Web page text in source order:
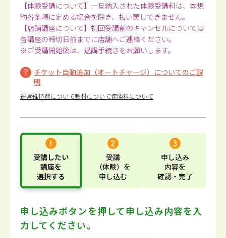
【体験受講について】一旦納入された体験受講料は、本規
約各条項に定める場合を除き、払い戻しできません。
【店舗講座について】初回受講前のキャンセルについては
各講座の締切日前までに店舗へご連絡ください。
※ご受講開始後は、退講手続きをお願いします。
チケット自動追加（オートチャージ）についてのご説
明
運営維持費について教材について保険料について
受講したい
講座を
選択する
受講
（体験） を
申し込む
申し込み
内容を
確認・完了
申し込みボタンを押して申し込み内容を入
力してください。